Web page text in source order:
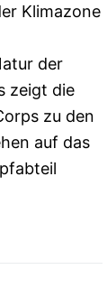
Klimazone
der
zeigt die
zu den
auf das